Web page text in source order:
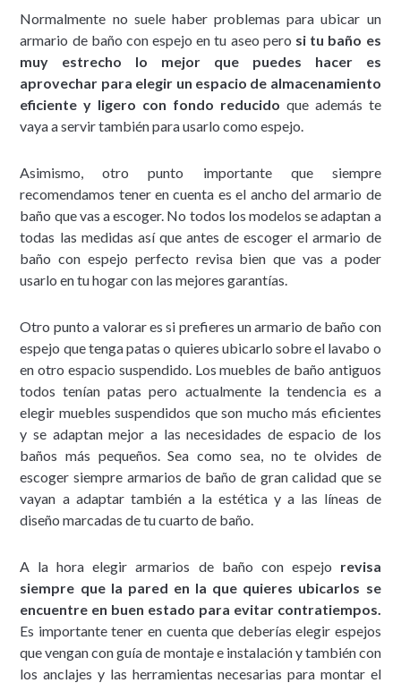
Normalmente no suele haber problemas para ubicar un
armario de baño con espejo en tu aseo pero si tu baño es
muy estrecho lo mejor que puedes hacer es
aprovechar para elegir un espacio de almacenamiento
eficiente y ligero con fondo reducido que además te
vaya a servir también para usarlo como espejo.
Asimismo, otro punto importante que siempre
recomendamos tener en cuenta es el ancho del armario de
baño que vas a escoger. No todos los modelos se adaptan a
todas las medidas así que antes de escoger el armario de
baño con espejo perfecto revisa bien que vas a poder
usarlo en tu hogar con las mejores garantías.
Otro punto a valorar es si prefieres un armario de baño con
espejo que tenga patas o quieres ubicarlo sobre el lavabo o
en otro espacio suspendido. Los muebles de baño antiguos
todos tenían patas pero actualmente la tendencia es a
elegir muebles suspendidos que son mucho más eficientes
y se adaptan mejor a las necesidades de espacio de los
baños más pequeños. Sea como sea, no te olvides de
escoger siempre armarios de baño de gran calidad que se
vayan a adaptar también a la estética y a las líneas de
diseño marcadas de tu cuarto de baño.
A la hora elegir armarios de baño con espejo revisa
siempre que la pared en la que quieres ubicarlos se
encuentre en buen estado para evitar contratiempos.
Es importante tener en cuenta que deberías elegir espejos
que vengan con guía de montaje e instalación y también con
los anclajes y las herramientas necesarias para montar el